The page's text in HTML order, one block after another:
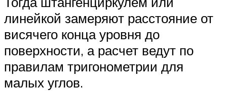
линейкой замеряют расстояние от
висячего конца уровня до
поверхности, а расчет ведут по
правилам тригонометрии для
малых углов.